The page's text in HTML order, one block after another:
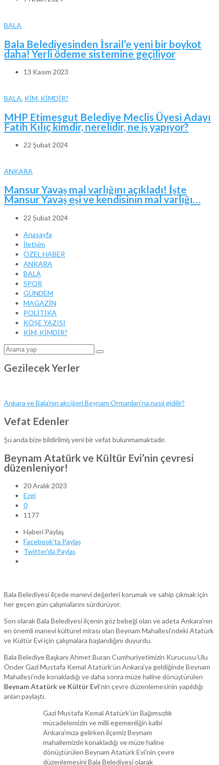
BALA
Bala Belediyesinden İsrail’e yeni bir boykot
daha! Yerli ödeme sistemine geçiliyor
13 Kasım 2023
BALA, KİM, KİMDİR?
MHP Etimesgut Belediye Meclis Üyesi Adayı
Fatih Kılıç kimdir, nerelidir, ne iş yapıyor?
22 Şubat 2024
ANKARA
Mansur Yavaş mal varlığını açıkladı! İşte
Mansur Yavaş eşi ve kendisinin mal varlığı…
22 Şubat 2024
Anasayfa
İletişim
ÖZEL HABER
ANKARA
BALA
SPOR
GÜNDEM
MAGAZİN
POLİTİKA
KÖŞE YAZISI
KİM, KİMDİR?
Gezilecek Yerler
Ankara ve Bala’nın akciğeri Beynam Ormanları’na nasıl gidilir?
Vefat Edenler
Şu anda bize bildirilmiş yeni bir vefat bulunmamaktadır.
Beynam Atatürk ve Kültür Evi’nin çevresi
düzenleniyor!
20 Aralık 2023
Ezgi
0
1177
Haberi Paylaş
Facebook'ta Paylaş
Twitter'da Paylaş
Bala Belediyesi ilçede manevi değerleri korumak ve sahip çıkmak için
her geçen gün çalışmalarını sürdürüyor.
Son olarak Bala Belediyesi ilçenin göz bebeği olan ve adeta Ankara’nın
en önemli manevi kültürel mirası olan Beynam Mahallesi’ndeki Atatürk
ve Kültür Evi için çalışmalara başlandığını duyurdu.
Bala Belediye Başkanı Ahmet Buran Cumhuriyetimizin Kurucusu Ulu
Önder Gazi Mustafa Kemal Atatürk’ün Ankara’ya geldiğinde Beynam
Mahallesi’nde konakladığı ve daha sonra müze haline dönüştürülen
Beynam Atatürk ve Kültür Evi‘nin çevre düzenlemesinin yapıldığı
anları paylaştı.
Gazi Mustafa Kemal Atatürk'ün Bağımsızlık
mücadelemizin ve milli egemenliğin kalbi
Ankara'mıza gelirken ilçemiz Beynam
mahallemizde konakladığı ve müze haline
dönüştürülen Beynam Atatürk Evi'nin çevre
düzenlemesini Bala Belediyesi olarak